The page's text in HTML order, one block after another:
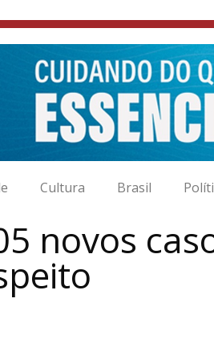
Cultura Brasil
novos